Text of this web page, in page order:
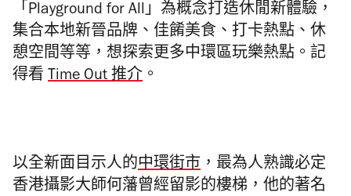
「Playground for All」為概念打造休閒新體驗，
集合本地新晉品牌、佳餚美食、打卡熱點、休
憩空間等等，想探索更多中環區玩樂熱點。記
得看 Time Out 推介 。
以全新面目示人的中環街市 ，最為人熟識必定
香港攝影大師何藩曾經留影的樓梯，他的著名